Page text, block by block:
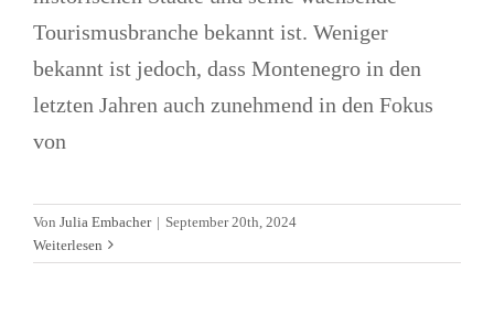
Tourismusbranche bekannt ist. Weniger
bekannt ist jedoch, dass Montenegro in den
letzten Jahren auch zunehmend in den Fokus
von
Von Julia Embacher | September 20th, 2024
Weiterlesen